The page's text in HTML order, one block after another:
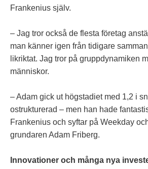
Frankenius själv.
– Jag tror också de flesta företag
man känner igen från tidigare
likriktat. Jag tror på gruppdynamiken
människor.
– Adam gick ut högstadiet med 1,2 i
ostrukturerad – men han hade
Frankenius och syftar på Weekday
grundaren Adam Friberg.
Innovationer och många nya